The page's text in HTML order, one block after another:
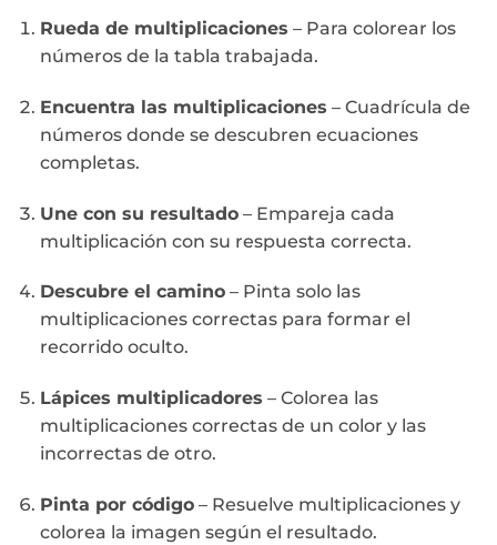
Rueda de multiplicaciones – Para colorear los
números de la tabla trabajada.
Encuentra las multiplicaciones – Cuadrícula de
números donde se descubren ecuaciones
completas.
Une con su resultado– Empareja cada
multiplicación con su respuesta correcta.
Descubre el camino– Pinta solo las
multiplicaciones correctas para formar el
recorrido oculto.
Lápices multiplicadores – Colorea las
multiplicaciones correctas de un color y las
incorrectas de otro.
Pinta por código– Resuelve multiplicaciones y
colorea la imagen según el resultado.